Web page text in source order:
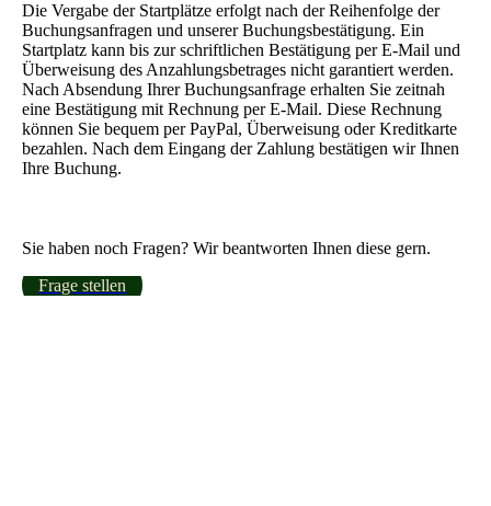
Die Vergabe der Startplätze erfolgt nach der Reihenfolge der
Buchungsanfragen und unserer Buchungsbestätigung. Ein
Startplatz kann bis zur schriftlichen Bestätigung per E-Mail und
Überweisung des Anzahlungsbetrages nicht garantiert werden.
Nach Absendung Ihrer Buchungsanfrage erhalten Sie zeitnah
eine Bestätigung mit Rechnung per E-Mail. Diese Rechnung
können Sie bequem per PayPal, Überweisung oder Kreditkarte
bezahlen. Nach dem Eingang der Zahlung bestätigen wir Ihnen
Ihre Buchung.
Sie haben noch Fragen? Wir beantworten Ihnen diese gern.
Frage stellen